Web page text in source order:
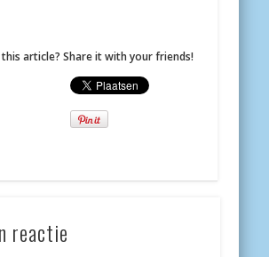
article? Share it with your friends!
reactie